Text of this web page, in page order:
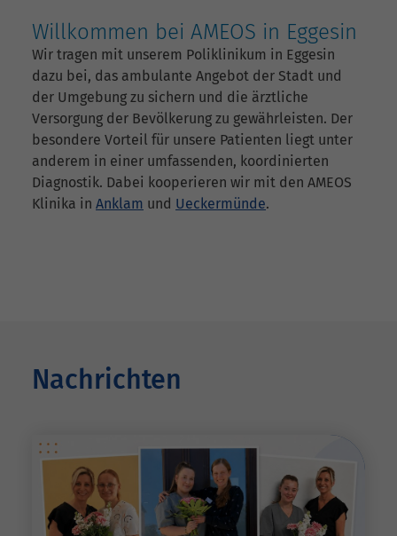
Willkommen bei AMEOS in Eggesin
Wir tragen mit unserem Poliklinikum in Eggesin
dazu bei, das ambulante Angebot der Stadt und
der Umgebung zu sichern und die ärztliche
Versorgung der Bevölkerung zu gewährleisten. Der
besondere Vorteil für unsere Patienten liegt unter
anderem in einer umfassenden, koordinierten
Diagnostik. Dabei kooperieren wir mit den AMEOS
Klinika in Anklam und Ueckermünde.
Nachrichten